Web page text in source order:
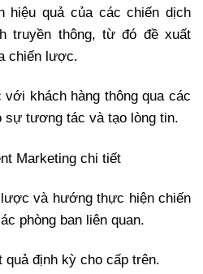
hiệu quả của các chiến dịch
truyền thông, từ đó đề xuất
chiến lược.
khách hàng thông qua các
sự tương tác và tạo lòng tin.
và hướng thực hiện chiến
phòng ban liên quan.
định kỳ cho cấp trên.